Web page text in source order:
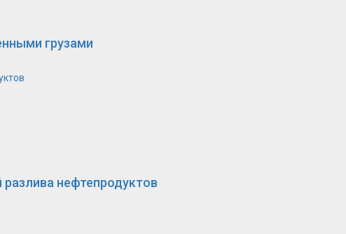
грузами
нефтепродуктов